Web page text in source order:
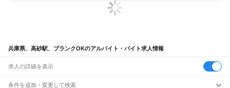
兵庫県、高砂駅、ブランクOKのアルバイト・バイト求人情報
求人の詳細を表示
条件を追加・変更して検索